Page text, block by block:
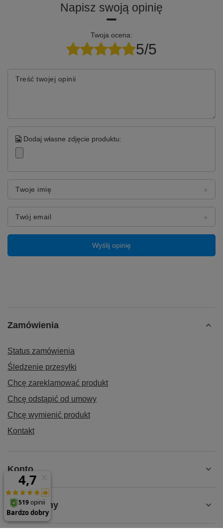
akumulatory w jednym cyklu, co jest kluczowe
przy intensywnym użytkowaniu sprzętu.
✅ Automatyczne sterowanie procesowe
Urządzenie wykorzystuje metodę-∆V (minus
, która precyzyjnie wykrywa moment
podtrzymania, chroniąc ogniwa przed
przeładowaniem.
Ładowarka posiada zaawansowane
zabezpieczenia przed przegrzaniem, zwarciem
oraz odwrotną polaryzacją. Wykrywa również
uszkodzone ogniwa oraz zwykłe baterie
✅ Doskonałe odprowadzanie ciepła
Dzięki dużej powierzchni i przemyślanej
konstrukcji, ładowarka efektywnie rozprasza
zarówno urządzenia, jak i samych akumulatorów.
↘️ Kompatybilność:
Napisz swoją opinię
Twoja ocena:
5/5
Treść twojej opinii
Dodaj własne zdjęcie produktu:
Twoje imię
Twój email
Wyślij opinię
Zamówienia
Status zamówienia
Śledzenie przesyłki
Chcę zareklamować produkt
Chcę odstąpić od umowy
Chcę wymienić produkt
Kontakt
Konto
Regulaminy